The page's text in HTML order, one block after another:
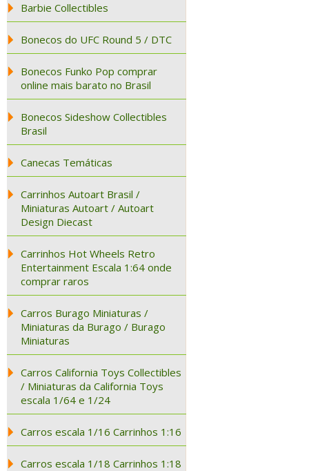
Barbie Collectibles
Bonecos do UFC Round 5 / DTC
Bonecos Funko Pop comprar
online mais barato no Brasil
Bonecos Sideshow Collectibles
Brasil
Canecas Temáticas
Carrinhos Autoart Brasil /
Miniaturas Autoart / Autoart
Design Diecast
Carrinhos Hot Wheels Retro
Entertainment Escala 1:64 onde
comprar raros
Carros Burago Miniaturas /
Miniaturas da Burago / Burago
Miniaturas
Carros California Toys Collectibles
/ Miniaturas da California Toys
escala 1/64 e 1/24
Carros escala 1/16 Carrinhos 1:16
Carros escala 1/18 Carrinhos 1:18